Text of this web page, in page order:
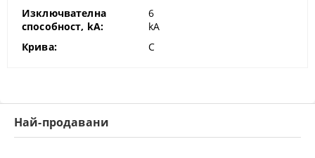
Изключвателна
способност, kA:
6
kA
Крива:
C
Най-продавани